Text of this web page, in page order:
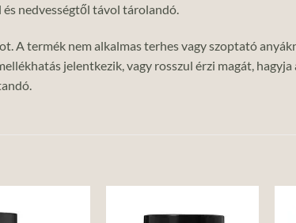
nedvességtől távol tárolandó.
A termék nem alkalmas terhes vagy szoptató
jelentkezik, vagy rosszul érzi magát,